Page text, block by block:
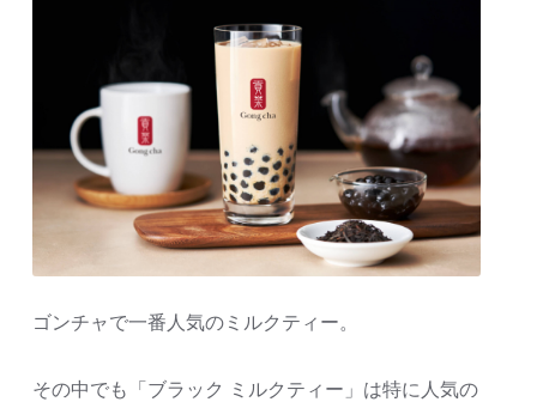
ゴンチャで一番人気のミルクティー。
その中でも「ブラック ミルクティー」は特に人気の